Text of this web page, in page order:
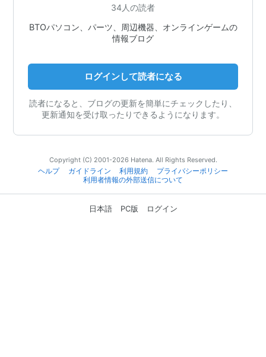
34人の読者
BTOパソコン、パーツ、周辺機器、オンラインゲームの
情報ブログ
ログインして読者になる
読者になると、ブログの更新を簡単にチェックしたり、
更新通知を受け取ったりできるようになります。
Copyright (C) 2001-2026 Hatena. All Rights Reserved.
ヘルプ
ガイドライン 利用規約
プライバシーポリシー
利用者情報の外部送信について
日本語 PC版 ログイン